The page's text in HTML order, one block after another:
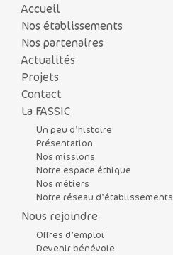
Accueil
Nos établissements
Nos partenaires
Actualités
Projets
Contact
La FASSIC
Un peu d’histoire
Présentation
Nos missions
Notre espace éthique
Nos métiers
Notre réseau d’établissements
Nous rejoindre
Offres d’emploi
Devenir bénévole